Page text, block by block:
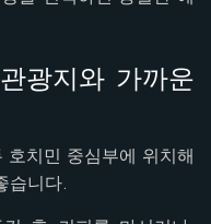
광지와 가까운
호치민 중심부에 위치해
습니다.